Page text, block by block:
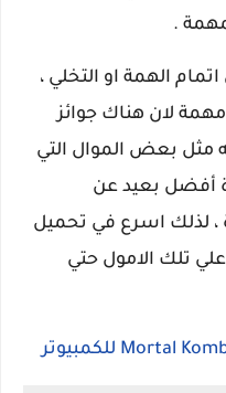
.
في اتمام الهمة او التخلي ،
لان هناك جوائز
مثل بعض الموال التي
أفضل بعيد عن
، لذلك اسرع في تحميل
احصل علي تلك الامول حتي